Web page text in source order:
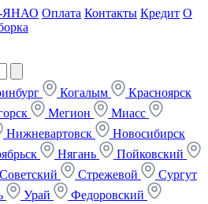
Оплата Контакты Кредит О
Когалым
Красноярск
Мегион
Миасс
Нижневартовск
Новосибирск
Нягань
Пойковский
Советский Стрежевой
Сургут
Урай
Федоровский